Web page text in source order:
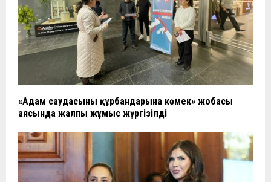
«Адам саудасының құрбандарына көмек» жобасы
аясында жалпы жұмыс жүргізілді